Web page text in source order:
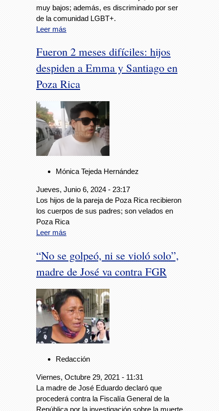
muy bajos; además, es discriminado por ser
de la comunidad LGBT+.
Leer más
Fueron 2 meses difíciles: hijos
despiden a Emma y Santiago en
Poza Rica
Mónica Tejeda Hernández
Jueves, Junio 6, 2024 - 23:17
Los hijos de la pareja de Poza Rica recibieron
los cuerpos de sus padres; son velados en
Poza Rica
Leer más
“No se golpeó, ni se violó solo”,
madre de José va contra FGR
Redacción
Viernes, Octubre 29, 2021 - 11:31
La madre de José Eduardo declaró que
procederá contra la Fiscalía General de la